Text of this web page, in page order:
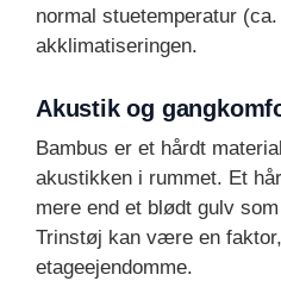
normal stuetemperatur
akklimatiseringen.
Akustik og
Bambus er et hårdt
akustikken i rummet. Et
mere end et blødt gulv
Trinstøj kan være en
etageejendomme.